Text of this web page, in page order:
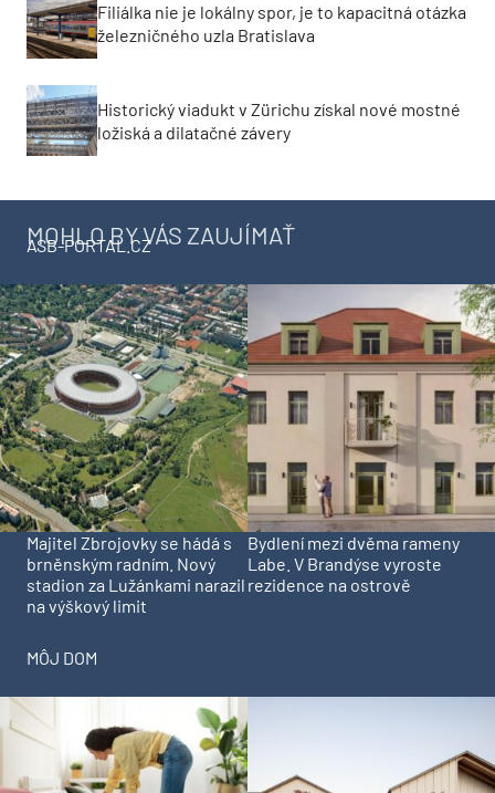
Filiálka nie je lokálny spor, je to kapacitná otázka
železničného uzla Bratislava
Historický viadukt v Zürichu získal nové mostné
ložiská a dilatačné závery
MOHLO BY VÁS ZAUJÍMAŤ
ASB-PORTAL.CZ
Majitel Zbrojovky se hádá s
brněnským radním. Nový
stadion za Lužánkami narazil
na výškový limit
Bydlení mezi dvěma rameny
Labe. V Brandýse vyroste
rezidence na ostrově
MÔJ DOM